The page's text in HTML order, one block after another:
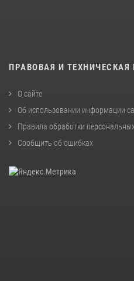
ПРАВОВАЯ И
О сайте
Об использовании информации
Правила обработки
Сообщить об ошибках